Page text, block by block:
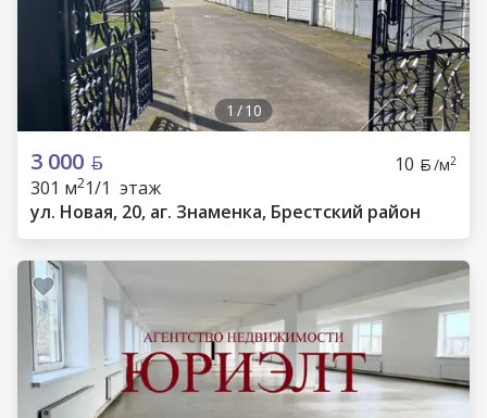
1 /10
3 000 10 /м2
301 м21/1 этаж
ул. Новая, 20, аг. Знаменка, Брестский район